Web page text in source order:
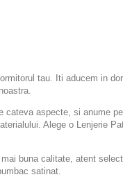
tau. Iti aducem in
aspecte, si anume
Alege o Lenjerie
buna calitate, atent
satinat.